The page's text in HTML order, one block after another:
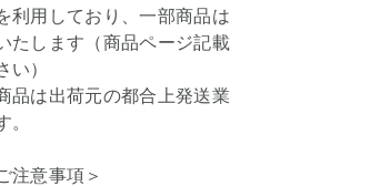
利用しており、一部商品は
たします（商品ページ記載
い）
品は出荷元の都合上発送業
。
注意事項＞